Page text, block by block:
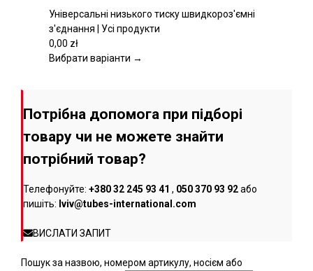
Параметри
можна
на
Універсальні низького тиску швидкороз'ємні
з'єднання | Усі продукти
0,00 zł
Вибрати варіанти →
Потрібна допомога при підборі
товару чи не можете знайти
потрібний товар?
Телефонуйте: +380 32 245 93 41 , 050 370 93 92або
пишіть: lviv@tubes-international.com
ВИСЛАТИ ЗАПИТ
Пошук за назвою, номером артикулу, носієм або